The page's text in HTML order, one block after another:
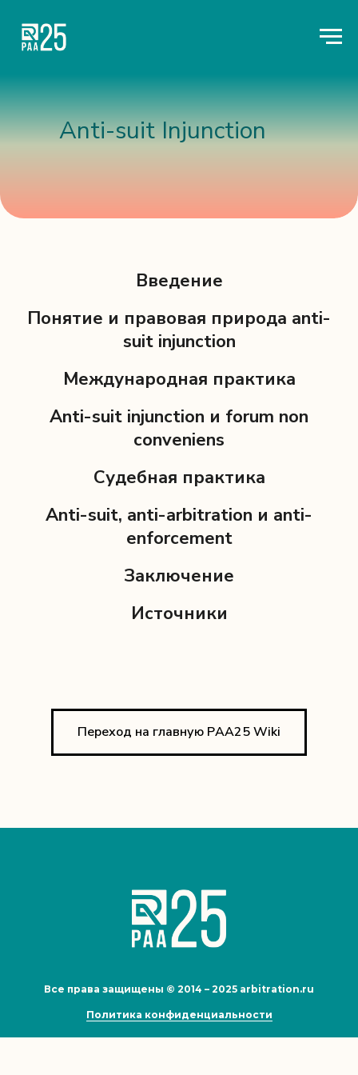
Anti-suit Injunction
Введение
Понятие и правовая природа anti-
suit injunction
Международная практика
Anti-suit injunction и forum non
conveniens
Судебная практика
Anti-suit, anti-arbitration и anti-
enforcement
Заключение
Источники
Переход на главную РAA25 Wiki
Все права защищены © 2014 – 2025 arbitration.ru
Политика конфиденциальности